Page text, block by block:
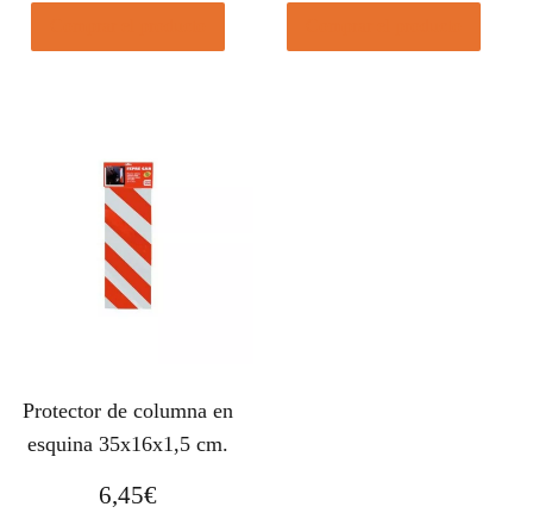
Protector de columna en
esquina 35x16x1,5 cm.
6,45€